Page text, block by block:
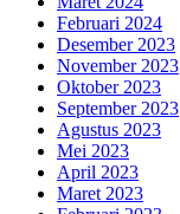
Februari 2024
Desember 2023
November 2023
Oktober 2023
September 2023
Agustus 2023
Mei 2023
April 2023
Maret 2023